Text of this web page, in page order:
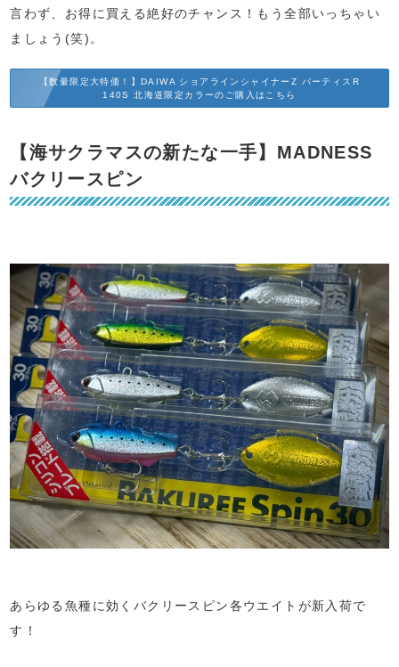
言わず、お得に買える絶好のチャンス！もう全部いっちゃい
ましょう(笑)。
【数量限定大特価！】DAIWA ショアラインシャイナーZ バーティスR
140S 北海道限定カラーのご購入はこちら
【海サクラマスの新たな一手】MADNESS
バクリースピン
あらゆる魚種に効くバクリースピン各ウエイトが新入荷で
す！